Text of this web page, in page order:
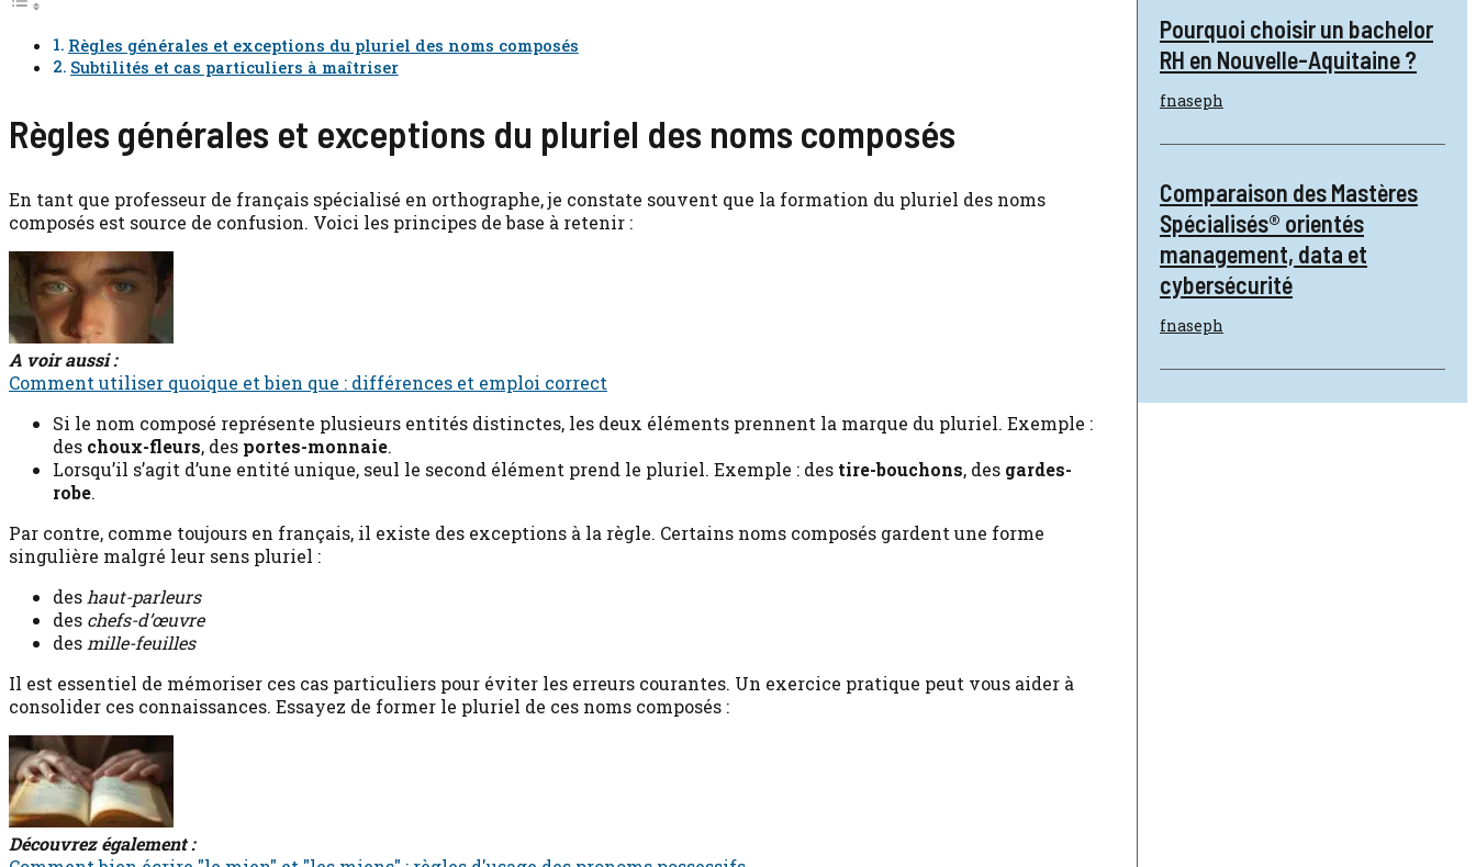
Règles générales et exceptions du pluriel des noms composés
Subtilités et cas particuliers à maîtriser
Règles générales et exceptions du pluriel des noms composés
En tant que professeur de français spécialisé en orthographe, je constate souvent que la formation du pluriel des noms
composés est source de confusion. Voici les principes de base à retenir :
A voir aussi :
Comment utiliser quoique et bien que : différences et emploi correct
Si le nom composé représente plusieurs entités distinctes, les deux éléments prennent la marque du pluriel. Exemple :
des choux-fleurs, des portes-monnaie.
Lorsqu’il s’agit d’une entité unique, seul le second élément prend le pluriel. Exemple : des tire-bouchons, des gardes-
robe.
Par contre, comme toujours en français, il existe des exceptions à la règle. Certains noms composés gardent une forme
singulière malgré leur sens pluriel :
deshaut-parleurs
des chefs-d’œuvre
desmille-feuilles
Il est essentiel de mémoriser ces cas particuliers pour éviter les erreurs courantes. Un exercice pratique peut vous aider à
consolider ces connaissances. Essayez de former le pluriel de ces noms composés :
Découvrez également :
Pourquoi choisir un bachelor
RH en Nouvelle-Aquitaine ?
fnaseph
Comparaison des Mastères
Spécialisés® orientés
management, data et
cybersécurité
fnaseph